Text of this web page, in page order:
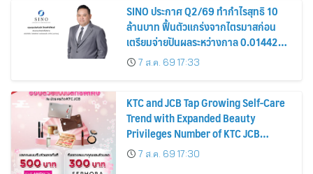
SINO ประกาศ Q2/69 ทำกำไรสุทธิ 10
ล้านบาท ฟื้นตัวแกร่งจากไตรมาสก่อน
เตรียมจ่ายปันผลระหว่างกาล 0.014423
บาทต่อหุ้น ครึ่งปีหลังมุ่งเติบโตต่อเนื่อง
7 ส.ค. 69 17:33
KTC and JCB Tap Growing Self-Care
Trend with Expanded Beauty
Privileges Number of KTC JCB
Cardmembers Spending on
Cosmetics Rises 26%
7 ส.ค. 69 17:30